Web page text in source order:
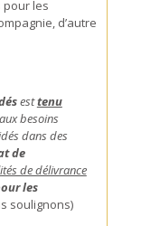
pour les
d’autre
esttenu
besoins
dans des
de
de délivrance
les
soulignons)